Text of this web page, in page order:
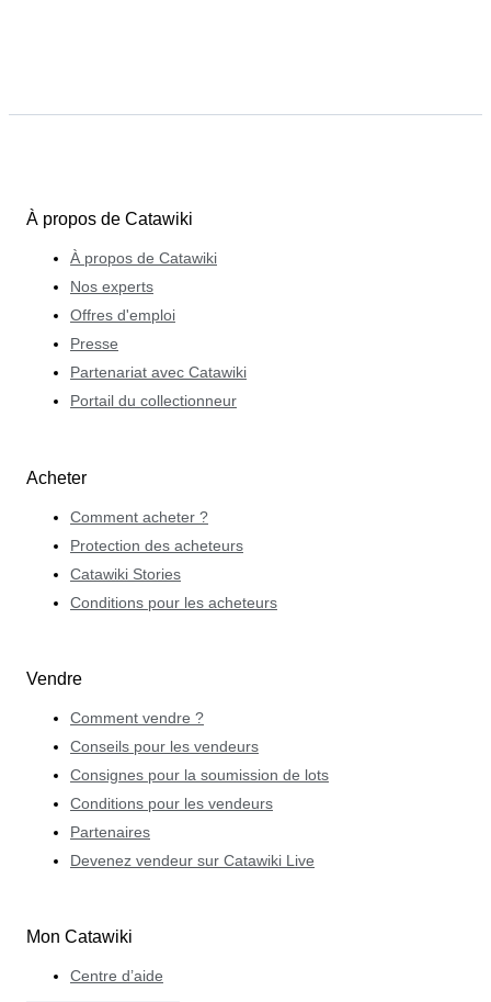
À propos de Catawiki
À propos de Catawiki
Nos experts
Offres d'emploi
Presse
Partenariat avec Catawiki
Portail du collectionneur
Acheter
Comment acheter ?
Protection des acheteurs
Catawiki Stories
Conditions pour les acheteurs
Vendre
Comment vendre ?
Conseils pour les vendeurs
Consignes pour la soumission de lots
Conditions pour les vendeurs
Partenaires
Devenez vendeur sur Catawiki Live
Mon Catawiki
Centre d’aide